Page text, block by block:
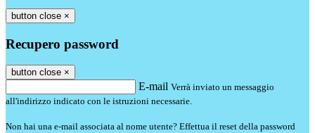
button close ×
Recupero password
button close ×
E-mail Verrà inviato un messaggio
all'indirizzo indicato con le istruzioni necessarie.
Non hai una e-mail associata al nome utente? Effettua il reset della password